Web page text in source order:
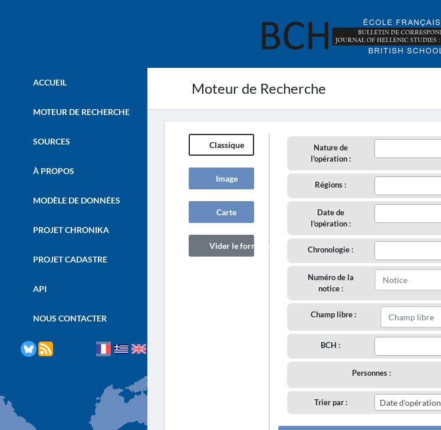
Moteur de Recherche
ACCUEIL
MOTEUR DE RECHERCHE
SOURCES
À PROPOS
MODÈLE DE DONNÉES
PROJET CHRONIKA
PROJET CADASTRE
API
NOUS CONTACTER
Classique
Image
Carte
Vider le formulaire
Nature de
l'opération :
Régions :
Date de
l'opération :
Chronologie :
Numéro de la
notice :
Champ libre :
BCH :
Personnes :
Trier par : Date d'opération